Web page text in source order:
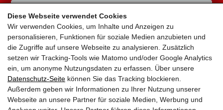
Diese Webseite verwendet Cookies
Wir verwenden Cookies, um Inhalte und Anzeigen zu
personalisieren, Funktionen für soziale Medien anzubieten und
die Zugriffe auf unsere Webseite zu analysieren. Zusätzlich
setzen wir Tracking-Tools wie Matomo und/oder Google Analytics
ein, um anonyme Nutzungsdaten zu erfassen. Über unsere
Datenschutz-Seite können Sie das Tracking blockieren.
Außerdem geben wir Informationen zu Ihrer Nutzung unserer
Webseite an unsere Partner für soziale Medien, Werbung und
GEMEINDEN
AKTUELLES
PARTNER
LINKS